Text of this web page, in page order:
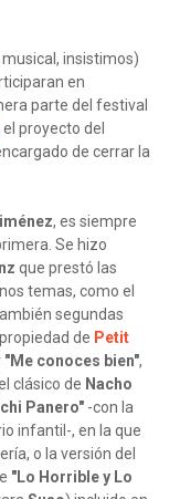
insistimos)
en
parte del festival
el proyecto del
de cerrar la
, es siempre
Se hizo
que prestó las
temas, como el
segundas
de Petit
"Me conoces bien",
clásico de Nacho
Panero" -con la
infantil-, en la que
o la versión del
"Lo Horrible y Lo